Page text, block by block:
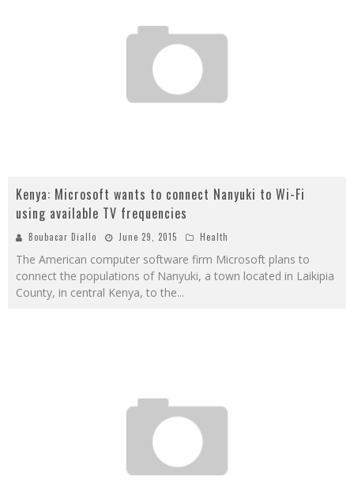
Kenya: Microsoft wants to connect Nanyuki to Wi-Fi
using available TV frequencies
Boubacar Diallo June 29, 2015 Health
The American computer software firm Microsoft plans to
connect the populations of Nanyuki, a town located in Laikipia
County, in central Kenya, to the...